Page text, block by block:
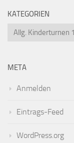
KATEGORIEN
Kategorien
META
Anmelden
Eintrags-Feed
WordPress.org